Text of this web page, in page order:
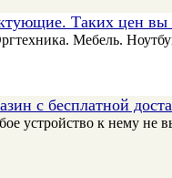
Таких цен вы
Мебель.
с бесплатной
устройство к нему не